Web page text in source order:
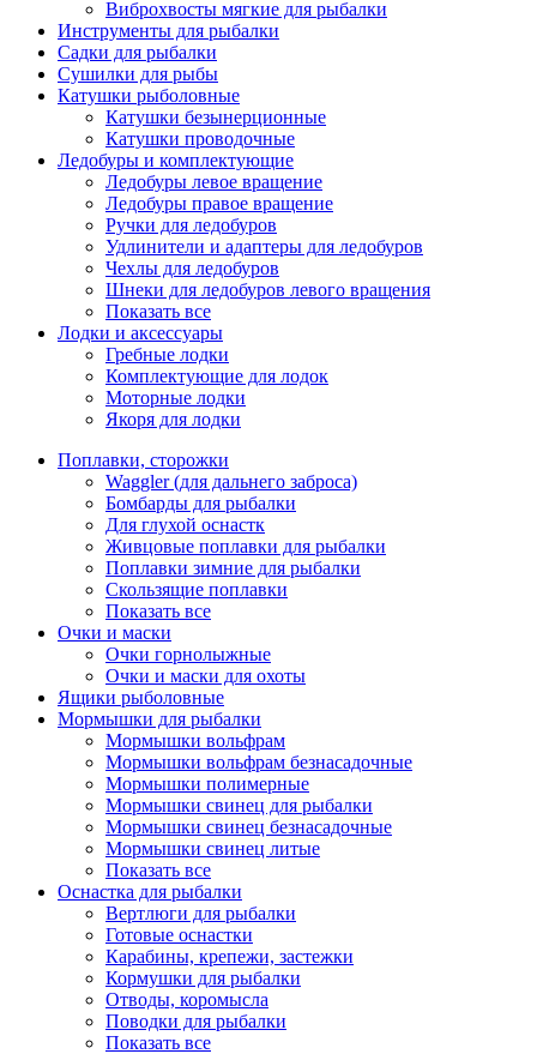
Виброхвосты мягкие для рыбалки
Инструменты для рыбалки
Садки для рыбалки
Сушилки для рыбы
Катушки рыболовные
Катушки безынерционные
Катушки проводочные
Ледобуры и комплектующие
Ледобуры левое вращение
Ледобуры правое вращение
Ручки для ледобуров
Удлинители и адаптеры для ледобуров
Чехлы для ледобуров
Шнеки для ледобуров левого вращения
Показать все
Лодки и аксессуары
Гребные лодки
Комплектующие для лодок
Моторные лодки
Якоря для лодки
Поплавки, сторожки
Waggler (для дальнего заброса)
Бомбарды для рыбалки
Для глухой оснастк
Живцовые поплавки для рыбалки
Поплавки зимние для рыбалки
Скользящие поплавки
Показать все
Очки и маски
Очки горнолыжные
Очки и маски для охоты
Ящики рыболовные
Мормышки для рыбалки
Мормышки вольфрам
Мормышки вольфрам безнасадочные
Мормышки полимерные
Мормышки свинец для рыбалки
Мормышки свинец безнасадочные
Мормышки свинец литые
Показать все
Оснастка для рыбалки
Вертлюги для рыбалки
Готовые оснастки
Карабины, крепежи, застежки
Кормушки для рыбалки
Отводы, коромысла
Поводки для рыбалки
Показать все